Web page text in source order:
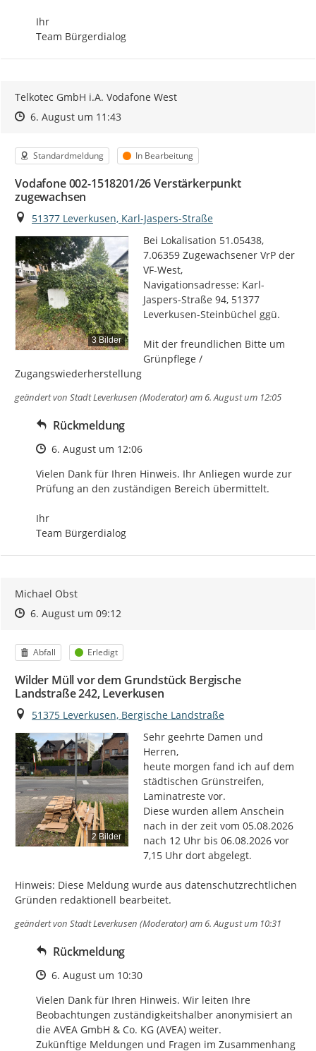
Ihr
Team Bürgerdialog
Telkotec GmbH i.A. Vodafone West
Zeitpunkt des Erstellens
Zeitpunkt des Erstellens
6. August um 11:43Zur Äußerung
Kategorie
Standardmeldung Status
In Bearbeitung
Vodafone 002-1518201/26 Verstärkerpunkt
zugewachsen
Ort
51377 Leverkusen, Karl-Jaspers-Straße
3 Bilder
Bei Lokalisation 51.05438,
7.06359 Zugewachsener VrP der
VF-West,
Navigationsadresse: Karl-
Jaspers-Straße 94, 51377
Leverkusen-Steinbüchel ggü.
Mit der freundlichen Bitte um
Grünpflege /
Zugangswiederherstellung
geändert von Stadt Leverkusen (Moderator)am 6. August um 12:05
Rückmeldung
Zeitpunkt des Erstellens
6. August um 12:06
Vielen Dank für Ihren Hinweis. Ihr Anliegen wurde zur
Prüfung an den zuständigen Bereich übermittelt.
Ihr
Team Bürgerdialog
Michael Obst
Zeitpunkt des Erstellens
Zeitpunkt des Erstellens
6. August um 09:12Zur Äußerung
Kategorie
Abfall Status
Erledigt
Wilder Müll vor dem Grundstück Bergische
Landstraße 242, Leverkusen
Ort
51375 Leverkusen, Bergische Landstraße
2 Bilder
Sehr geehrte Damen und
Herren,
heute morgen fand ich auf dem
städtischen Grünstreifen,
Laminatreste vor.
Diese wurden allem Anschein
nach in der zeit vom 05.08.2026
nach 12 Uhr bis 06.08.2026 vor
7,15 Uhr dort abgelegt.
Hinweis: Diese Meldung wurde aus datenschutzrechtlichen
Gründen redaktionell bearbeitet.
geändert von Stadt Leverkusen (Moderator)am 6. August um 10:31
Rückmeldung
Zeitpunkt des Erstellens
6. August um 10:30
Vielen Dank für Ihren Hinweis. Wir leiten Ihre
Beobachtungen zuständigkeitshalber anonymisiert an
die AVEA GmbH & Co. KG (AVEA) weiter.
Zukünftige Meldungen und Fragen im Zusammenhang